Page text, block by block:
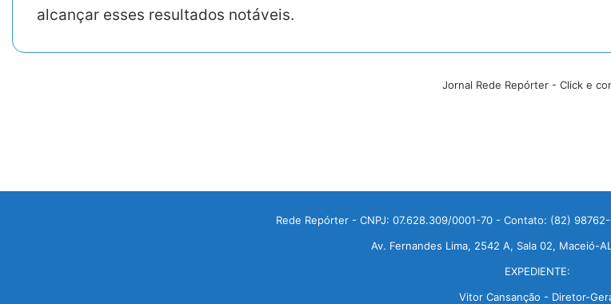
alcançar esses resultados notáveis.
Jornal Rede Repórter - Click e
Rede Repórter - CNPJ: 07.628.309/0001-70 - Contato: (82)
Av. Fernandes Lima, 2542 A, Sala 02, Maceió-
EXPEDIENTE:
Vitor Cansanção - Diretor-